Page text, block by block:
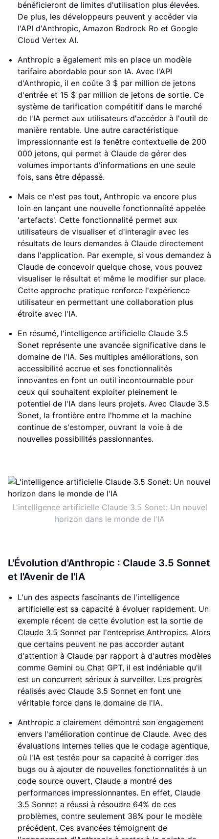
bénéficieront de limites d'utilisation plus élevées.
De plus, les développeurs peuvent y accéder via
l'API d'Anthropic, Amazon Bedrock Ro et Google
Cloud Vertex AI.
Anthropic a également mis en place un modèle
tarifaire abordable pour son IA. Avec l'API
d'Anthropic, il en coûte 3 $ par million de jetons
d'entrée et 15 $ par million de jetons de sortie. Ce
système de tarification compétitif dans le marché
de l'IA permet aux utilisateurs d'accéder à l'outil de
manière rentable. Une autre caractéristique
impressionnante est la fenêtre contextuelle de 200
000 jetons, qui permet à Claude de gérer des
volumes importants d'informations en une seule
fois, sans être dépassé.
Mais ce n'est pas tout, Anthropic va encore plus
loin en lançant une nouvelle fonctionnalité appelée
'artefacts'. Cette fonctionnalité permet aux
utilisateurs de visualiser et d'interagir avec les
résultats de leurs demandes à Claude directement
dans l'application. Par exemple, si vous demandez à
Claude de concevoir quelque chose, vous pouvez
visualiser le résultat et même le modifier sur place.
Cette approche pratique renforce l'expérience
utilisateur en permettant une collaboration plus
étroite avec l'IA.
En résumé, l'intelligence artificielle Claude 3.5
Sonet représente une avancée significative dans le
domaine de l'IA. Ses multiples améliorations, son
accessibilité accrue et ses fonctionnalités
innovantes en font un outil incontournable pour
ceux qui souhaitent exploiter pleinement le
potentiel de l'IA dans leurs projets. Avec Claude 3.5
Sonet, la frontière entre l'homme et la machine
continue de s'estomper, ouvrant la voie à de
nouvelles possibilités passionnantes.
L'intelligence artificielle Claude 3.5 Sonet: Un nouvel
horizon dans le monde de l'IA
L'Évolution d'Anthropic : Claude 3.5 Sonnet
et l'Avenir de l'IA
L'un des aspects fascinants de l'intelligence
artificielle est sa capacité à évoluer rapidement. Un
exemple récent de cette évolution est la sortie de
Claude 3.5 Sonnet par l'entreprise Anthropics. Alors
que certains peuvent ne pas accorder autant
d'attention à Claude par rapport à d'autres modèles
comme Gemini ou Chat GPT, il est indéniable qu'il
est un concurrent sérieux à surveiller. Les progrès
réalisés avec Claude 3.5 Sonnet en font une
véritable force dans le domaine de l'IA.
Anthropic a clairement démontré son engagement
envers l'amélioration continue de Claude. Avec des
évaluations internes telles que le codage agentique,
où l'IA est testée pour sa capacité à corriger des
bugs ou à ajouter de nouvelles fonctionnalités à un
code source ouvert, Claude a montré des
performances impressionnantes. En effet, Claude
3.5 Sonnet a réussi à résoudre 64% de ces
problèmes, contre seulement 38% pour le modèle
précédent. Ces avancées témoignent de